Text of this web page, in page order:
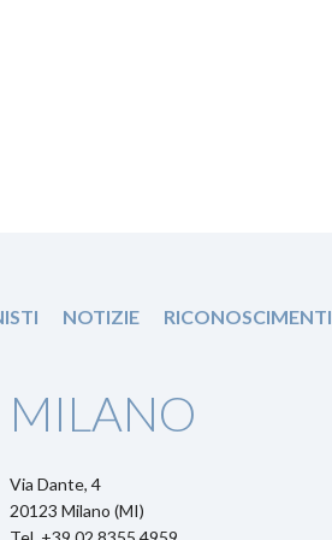
NOTIZIE RICONOSCIMENTI
MILANO
Via Dante, 4
20123 Milano (MI)